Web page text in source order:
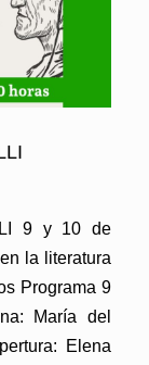
9 y 10 de
la literatura
Programa 9
María del
Elena